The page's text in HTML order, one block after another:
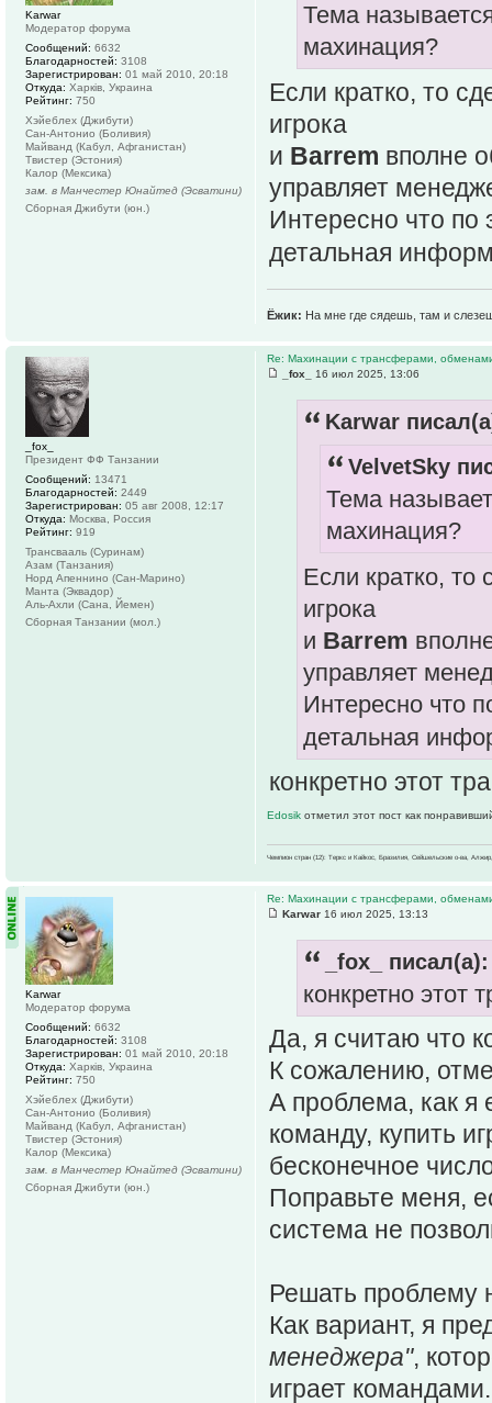
Тема
махинация?
Если кратко, то
игрока
и Barrem вполне
управляет
Интересно что по
детальная
Ёжик: На мне где сядешь, там и
Karwar
Модератор форума
Сообщений: 6632
Благодарностей: 3108
Зарегистрирован: 01 май 2010, 20:18
Откуда: Харків, Украина
Рейтинг: 750
Хэйеблех (Джибути)
Сан-Антонио (Боливия)
Майванд (Кабул, Афганистан)
Твистер (Эстония)
Калор (Мексика)
зам. в Манчестер Юнайтед (Эсватини)
Сборная Джибути (юн.)
Re: Махинации с трансферами,
_fox_
16 июл 2025, 13:06
Karwar
VelvetSky
Тема
махинация?
Если кратко, то
игрока
и Barrem
управляет
Интересно что
детальная
конкретно этот
Edosik отметил этот пост как
Чемпион стран (12): Теркс и Кайкос, Бразилия, Сейшельские о-ва,
_fox_
Президент ФФ Танзании
Сообщений: 13471
Благодарностей: 2449
Зарегистрирован: 05 авг 2008, 12:17
Откуда: Москва, Россия
Рейтинг: 919
Трансвааль (Суринам)
Азам (Танзания)
Норд Апеннино (Сан-Марино)
Манта (Эквадор)
Аль-Ахли (Сана, Йемен)
Сборная Танзании (мол.)
Re: Махинации с трансферами,
Karwar 16 июл 2025, 13:13
_fox_ писал(а):
конкретно этот
Да, я считаю что
К сожалению,
А проблема, как я
команду, купить
бесконечное
Поправьте меня,
система не
Решать проблему
Как вариант, я
менеджера",
играет командами.
Karwar
Модератор форума
Сообщений: 6632
Благодарностей: 3108
Зарегистрирован: 01 май 2010, 20:18
Откуда: Харків, Украина
Рейтинг: 750
Хэйеблех (Джибути)
Сан-Антонио (Боливия)
Майванд (Кабул, Афганистан)
Твистер (Эстония)
Калор (Мексика)
зам. в Манчестер Юнайтед (Эсватини)
Сборная Джибути (юн.)